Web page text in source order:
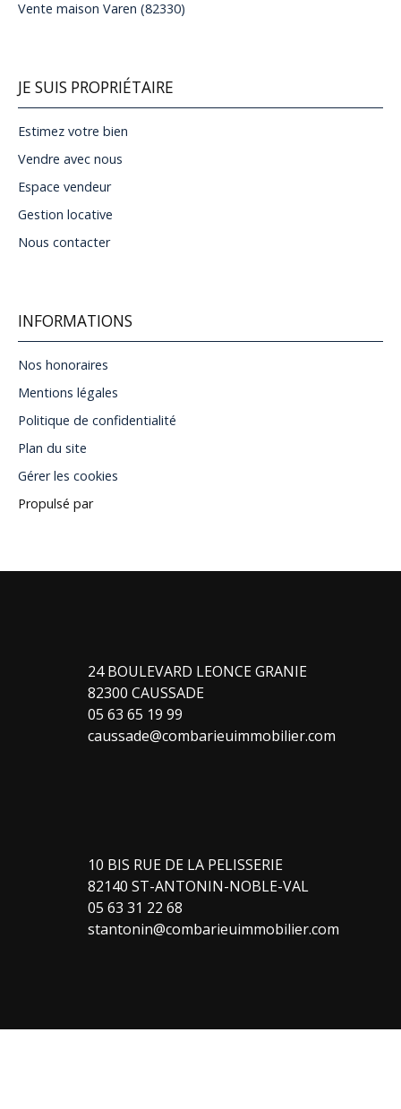
Vente maison Varen (82330)
JE SUIS PROPRIÉTAIRE
Estimez votre bien
Vendre avec nous
Espace vendeur
Gestion locative
Nous contacter
INFORMATIONS
Nos honoraires
Mentions légales
Politique de confidentialité
Plan du site
Gérer les cookies
Propulsé par
24 BOULEVARD LEONCE GRANIE
82300 CAUSSADE
05 63 65 19 99
caussade@combarieuimmobilier.com
10 BIS RUE DE LA PELISSERIE
82140 ST-ANTONIN-NOBLE-VAL
05 63 31 22 68
stantonin@combarieuimmobilier.com